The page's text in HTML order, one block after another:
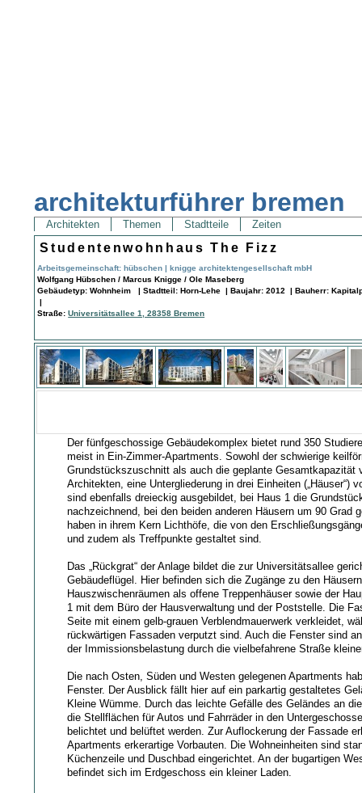
architekturführer bremen
Architekten Themen Stadtteile Zeiten
Studentenwohnhaus The Fizz
Arbeitsgemeinschaft: hübschen | knigge architektengesellschaft mbH
Wolfgang Hübschen / Marcus Knigge / Ole Maseberg
Gebäudetyp: Wohnheim | Stadtteil: Horn-Lehe | Baujahr: 2012 | Bauherr:
|
Straße:Universitätsallee 1, 28358 Bremen
Der fünfgeschossige Gebäudekomplex bietet rund 350
meist in Ein-Zimmer-Apartments. Sowohl der schwierige
Grundstückszuschnitt als auch die geplante Gesamtkapazität
Architekten, eine Untergliederung in drei Einheiten („Häuser“)
sind ebenfalls dreieckig ausgebildet, bei Haus 1 die
nachzeichnend, bei den beiden anderen Häusern um 90 Grad
haben in ihrem Kern Lichthöfe, die von den
und zudem als Treffpunkte gestaltet sind.
Das „Rückgrat“ der Anlage bildet die zur Universitätsallee
Gebäudeflügel. Hier befinden sich die Zugänge zu den
Hauszwischenräumen als offene Treppenhäuser sowie der
1 mit dem Büro der Hausverwaltung und der Poststelle. Die
Seite mit einem gelb-grauen Verblendmauerwerk verkleidet,
rückwärtigen Fassaden verputzt sind. Auch die Fenster sind
der Immissionsbelastung durch die vielbefahrene Straße
Die nach Osten, Süden und Westen gelegenen Apartments
Fenster. Der Ausblick fällt hier auf ein parkartig gestaltetes
Kleine Wümme. Durch das leichte Gefälle des Geländes an
die Stellflächen für Autos und Fahrräder in den
belichtet und belüftet werden. Zur Auflockerung der Fassade
Apartments erkerartige Vorbauten. Die Wohneinheiten sind
Küchenzeile und Duschbad eingerichtet. An der bugartigen
befindet sich im Erdgeschoss ein kleiner Laden.